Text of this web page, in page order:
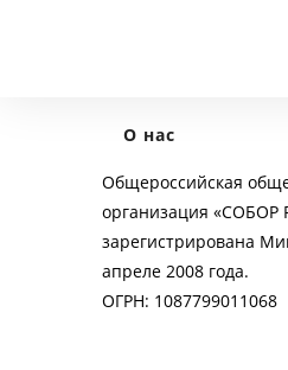
О нас
Общероссийская
организация
зарегистрирована
апреле 2008 года.
ОГРН: 1087799011068